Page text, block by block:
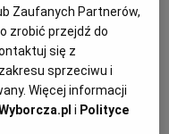
Katarze dla szejka
się tam
który zarządza tym
razem w
Zaufanych Partnerów,
zrobić przejdź do
się z
sprzeciwu i
Więcej informacji
i Polityce